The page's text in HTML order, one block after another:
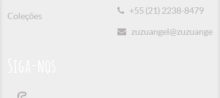
Coleções
+55 (21) 2238-8479